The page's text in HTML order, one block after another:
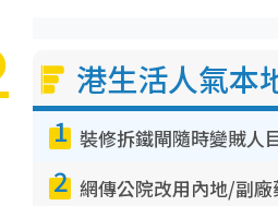
港生活人氣本
1
2